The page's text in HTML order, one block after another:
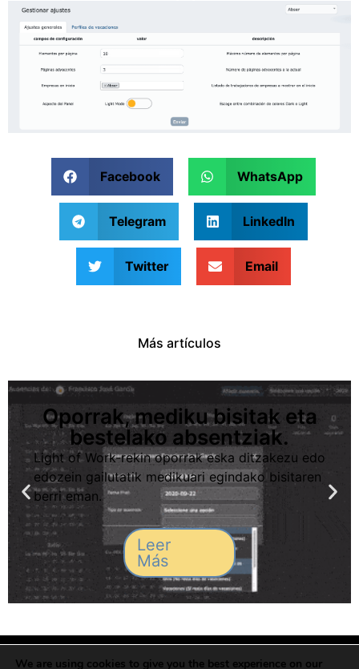
Facebook WhatsApp
Telegram LinkedIn
Twitter Email
Más artículos
Oporrak, mediku bisitak eta
bestelako absentziak.
Light of Work-rekin oporrak eska ditzakezu edo
edozein gailutatik medikuari egindako bisitaren
berri eman.
Leer
Más
Pribatutasun Politika Cookien politika Babesleak
We are using cookies to give you the best experience on our